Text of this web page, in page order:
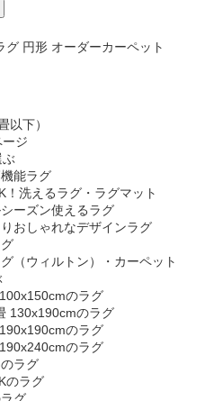
グ 円形 オーダーカーペット
以下）
ジ
ぶ
能ラグ
！洗えるラグ・ラグマット
ーズン使えるラグ
おしゃれなデザインラグ
（ウィルトン）・カーペット
のラグ
130x190cmのラグ
のラグ
のラグ
ラグ
のラグ